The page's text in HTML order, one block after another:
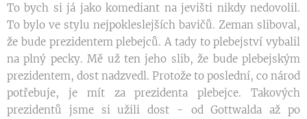
To bych si já jako komediant na jevišti nikdy nedovolil.
To bylo ve stylu nejpokleslejších bavičů. Zeman sliboval,
že bude prezidentem plebejců. A tady to plebejství vybalil
na plný pecky. Mě už ten jeho slib, že bude plebejským
prezidentem, dost nadzvedl. Protože to poslední, co národ
potřebuje, je mít za prezidenta plebejce. Takových
prezidentů jsme si užili dost - od Gottwalda až po